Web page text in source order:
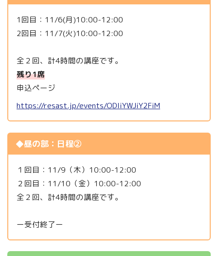
1回目：11/6(月)10:00-12:00
2回目：11/7(火)10:00-12:00
全２回、計4時間の講座です。
残り1席
申込ページ
https://resast.jp/events/ODliYWJiY2FiM
◆昼の部：日程②
１回目：11/9（木）10:00-12:00
２回目：11/10（金）10:00-12:00
全２回、計4時間の講座です。
ー受付終了ー